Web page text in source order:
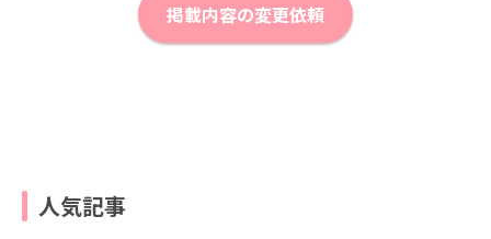
掲載内容の変更依頼
人気記事